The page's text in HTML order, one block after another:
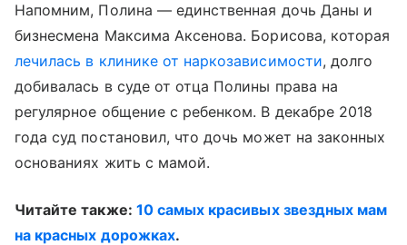
Напомним, Полина — единственная дочь Даны и
бизнесмена Максима Аксенова. Борисова, которая
лечилась в клинике от наркозависимости, долго
добивалась в суде от отца Полины права на
регулярное общение с ребенком. В декабре 2018
года суд постановил, что дочь может на законных
основаниях жить с мамой.
Читайте также: 10 самых красивых звездных мам
на красных дорожках.